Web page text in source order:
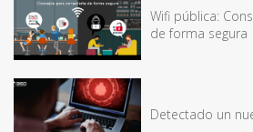
Wifi pública:
de forma segura
Detectado un